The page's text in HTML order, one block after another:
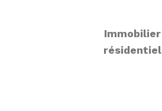
Immobilier
résidentiel